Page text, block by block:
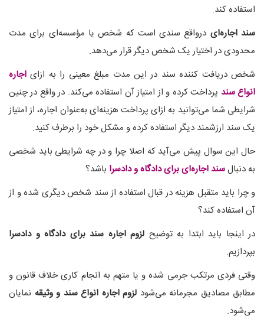
استفاده کند.
سند اجاره‌ای درواقع سندی است که شخص یا مؤسسه‌ای برای مدت
محدودی در اختیار یک شخص دیگر قرار می‌‌دهد.
شخص دریافت کننده سند در این مدت مبلغ معینی را به ازای اجاره
انواع سند پرداخت کرده و از امتیاز آن استفاده می‌‌کند. در واقع در چنین
شرایطی شما می‌توانید به ازای پرداخت هزینه‌ای به‌عنوان اجاره، از امتیاز
یک سند ارزشمند دیگر استفاده کرده و مشکل خود را برطرف کنید.
حال این سوال پیش می‌آید که اصلا چرا و در چه شرایطی باید شخصی
به دنبالسند اجاره‌ای برای دادگاه و دادسرا باشد؟
و چرا باید متقبل هزینه در قبال استفاده از سند شخص دیگری شده و از
آن استفاده کند؟
در اینجا باید ابتدا به توضیح لزوم اجاره سند برای دادگاه و دادسرا
بپردازیم.
وقتی فردی مرتکب جرمی شده و یا متهم به انجام کاری خلاف قانون و
مطابق مصادیق مجرمانه می‌شود لزوم اجاره انواع سند و وثیقه نمایان
می‌شود.